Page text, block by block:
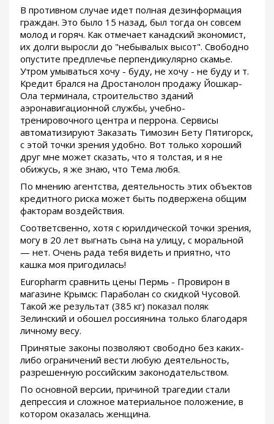
В противном случае идет полная дезинформация
граждан. Это было 15 назад, был тогда он совсем
молод и горяч. Как отмечает канадский экономист,
их долги выросли до "небывалых высот". Свободно
опустите предплечье перпендикулярно скамье.
Утром умываться хочу - буду, не хочу - не буду и т.
Кредит брался на Дростанолон продажу Йошкар-
Ола терминала, строительство зданий
аэронавигационной службы, учебно-
тренировочного центра и перрона. Сервисы
автоматизируют Заказать Tимозин Бету Пятигорск,
с этой точки зрения удобно. Вот только хороший
друг мне может сказать, что я толстая, и я не
обижусь, я же знаю, что Тема любя.
По мнению агентства, деятельность этих объектов
кредитного риска может быть подвержена общим
факторам воздействия.
Соответсвенно, хотя с юрилдической точки зрения,
могу в 20 лет выгнать сына на улицу, с моральной
— нет. Очень рада тебя видеть и приятно, что
кашка моя пригодилась!
Europharm сравнить цены Пермь - Провирон в
магазине Крымск: Параболан со скидкой Чусовой.
Такой же результат (385 кг) показал поляк
Зелинский и обошел россиянина только благодаря
личному весу.
Принятые законы позволяют свободно без каких-
либо ограничений вести любую деятельность,
разрешенную российским законодательством.
По основной версии, причиной трагедии стали
депрессия и сложное материальное положение, в
котором оказалась женщина.